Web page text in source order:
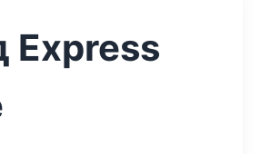
Express